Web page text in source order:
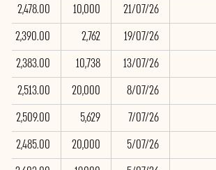
21/07/26
10,000
2,478.00
19/07/26
2,762
2,390.00
13/07/26
10,738
2,383.00
8/07/26
20,000
2,513.00
7/07/26
5,629
2,509.00
5/07/26
20,000
2,485.00